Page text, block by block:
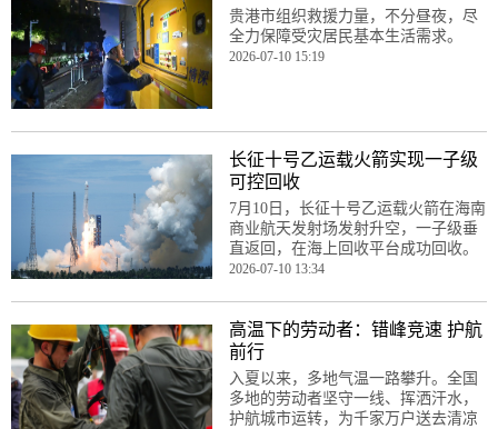
贵港市组织救援力量，不分昼夜，尽
全力保障受灾居民基本生活需求。
2026-07-10 15:19
长征十号乙运载火箭实现一子级
可控回收
7月10日，长征十号乙运载火箭在海南
商业航天发射场发射升空，一子级垂
直返回，在海上回收平台成功回收。
2026-07-10 13:34
高温下的劳动者：错峰竞速 护航
前行
入夏以来，多地气温一路攀升。全国
多地的劳动者坚守一线、挥洒汗水，
护航城市运转，为千家万户送去清凉